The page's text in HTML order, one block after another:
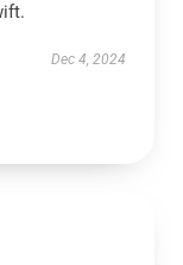
Dec 4, 2024